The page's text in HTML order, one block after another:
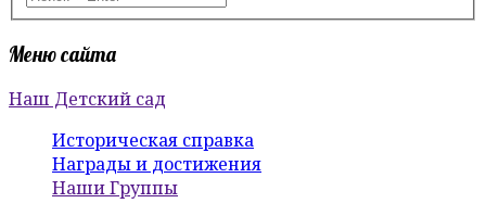
Меню сайта
Наш Детский сад
Историческая справка
Награды и достижения
Наши Группы